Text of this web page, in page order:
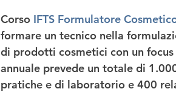
Corso IFTS Formulatore
formare un tecnico nella
di prodotti cosmetici con un
annuale prevede un totale di
pratiche e di laboratorio e 400